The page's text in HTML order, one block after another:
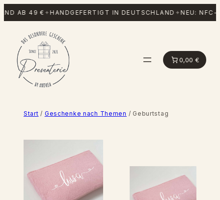
Zum
Inhalt
AB 49 € ✦ HANDGEFERTIGT IN DEUTSCHLAND✦ NEU: NFC-
0,00 €
Start / Geschenke nach Themen / Geburtstag